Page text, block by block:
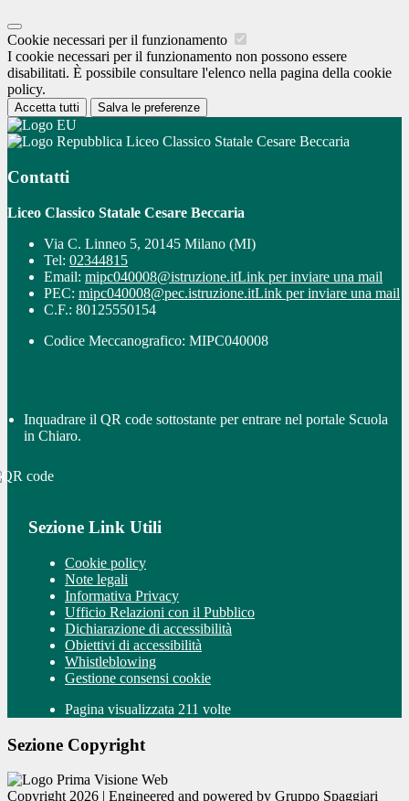
Cookie necessari per il funzionamento
I cookie necessari per il funzionamento non possono essere
disabilitati. È possibile consultare l'elenco nella pagina della cookie
policy.
Accetta tutti Salva le preferenze
Liceo Classico Statale Cesare Beccaria
Contatti
Liceo Classico Statale Cesare Beccaria
Via C. Linneo 5, 20145 Milano (MI)
Tel: 02344815
Email: mipc040008@istruzione.itLink per inviare una mail
PEC: mipc040008@pec.istruzione.itLink per inviare una mail
C.F.: 80125550154
Codice Meccanografico: MIPC040008
Inquadrare il QR code sottostante per entrare nel portale Scuola
in Chiaro.
Sezione Link Utili
Cookie policy
Note legali
Informativa Privacy
Ufficio Relazioni con il Pubblico
Dichiarazione di accessibilità
Obiettivi di accessibilità
Whistleblowing
Gestione consensi cookie
Pagina visualizzata 211 volte
Sezione Copyright
Copyright 2026 | Engineered and powered by Gruppo Spaggiari